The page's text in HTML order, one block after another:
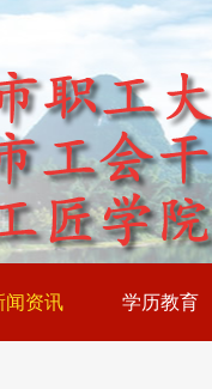
闻资讯 学历教育